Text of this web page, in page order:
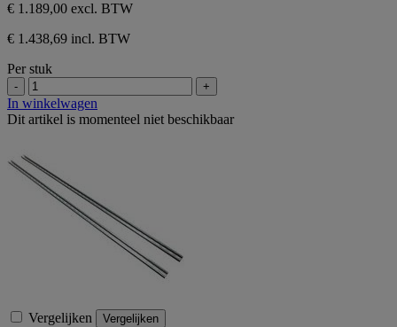
€ 1.189,00 excl. BTW
€ 1.438,69 incl. BTW
Per stuk
- +
In winkelwagen
Dit artikel is momenteel niet beschikbaar
Vergelijken Vergelijken